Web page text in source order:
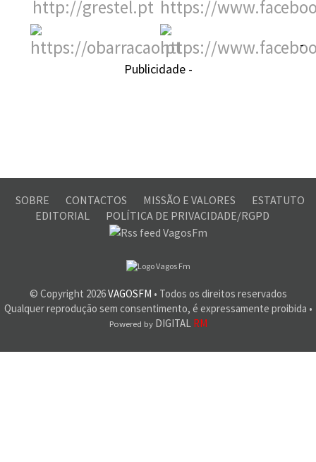
-
Publicidade -
SOBRE CONTACTOS MISSÃO E VALORES
ESTATUTO
EDITORIAL
POLÍTICA DE PRIVACIDADE/RGPD
© Copyright 2026VAGOSFM • Todos os direitos reservados
Qualquer reprodução sem consentimento, é expressamente proibida •
Powered byDIGITAL RM